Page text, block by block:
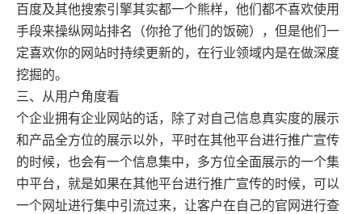
百度及其他搜索引擎其实都一个熊样，他们都不喜欢使用
手段来操纵网站排名（你抢了他们的饭碗），但是他们一
定喜欢你的网站时持续更新的，在行业领域内是在做深度
挖掘的。
三、从用户角度看
个企业拥有企业网站的话，除了对自己信息真实度的展示
和产品全方位的展示以外，平时在其他平台进行推广宣传
的时候，也会有一个信息集中，多方位全面展示的一个集
中平台，就是如果在其他平台进行推广宣传的时候，可以
一个网址进行集中引流过来，让客户在自己的官网进行查